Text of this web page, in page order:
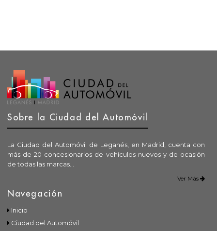
Sobre la Ciudad del Automóvil
La Ciudad del Automóvil de Leganés, en Madrid, cuenta con
más de 20 concesionarios de vehículos nuevos y de ocasión
de todas las marcas...
Ver Más
Navegación
Inicio
Ciudad del Automóvil